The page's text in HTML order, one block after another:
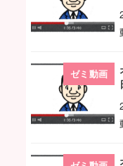
ゼミ動画